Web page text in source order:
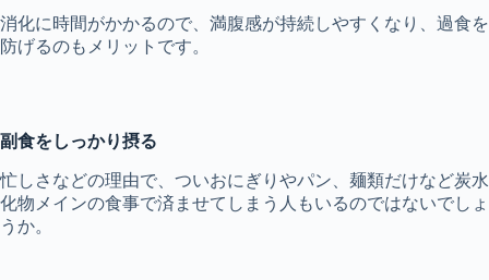
消化に時間がかかるので、満腹感が持続しやすくなり、過食を
防げるのもメリットです。
副食をしっかり摂る
忙しさなどの理由で、ついおにぎりやパン、麺類だけなど炭水
化物メインの食事で済ませてしまう人もいるのではないでしょ
うか。